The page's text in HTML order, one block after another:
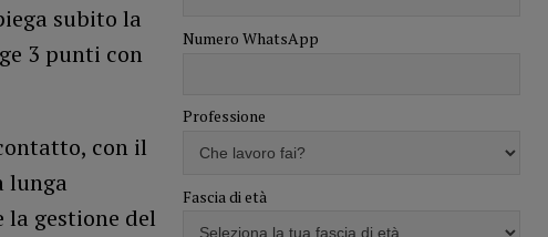
subito la
3 punti con
con il
lunga
la gestione del
Numero WhatsApp
Professione
Fascia di età